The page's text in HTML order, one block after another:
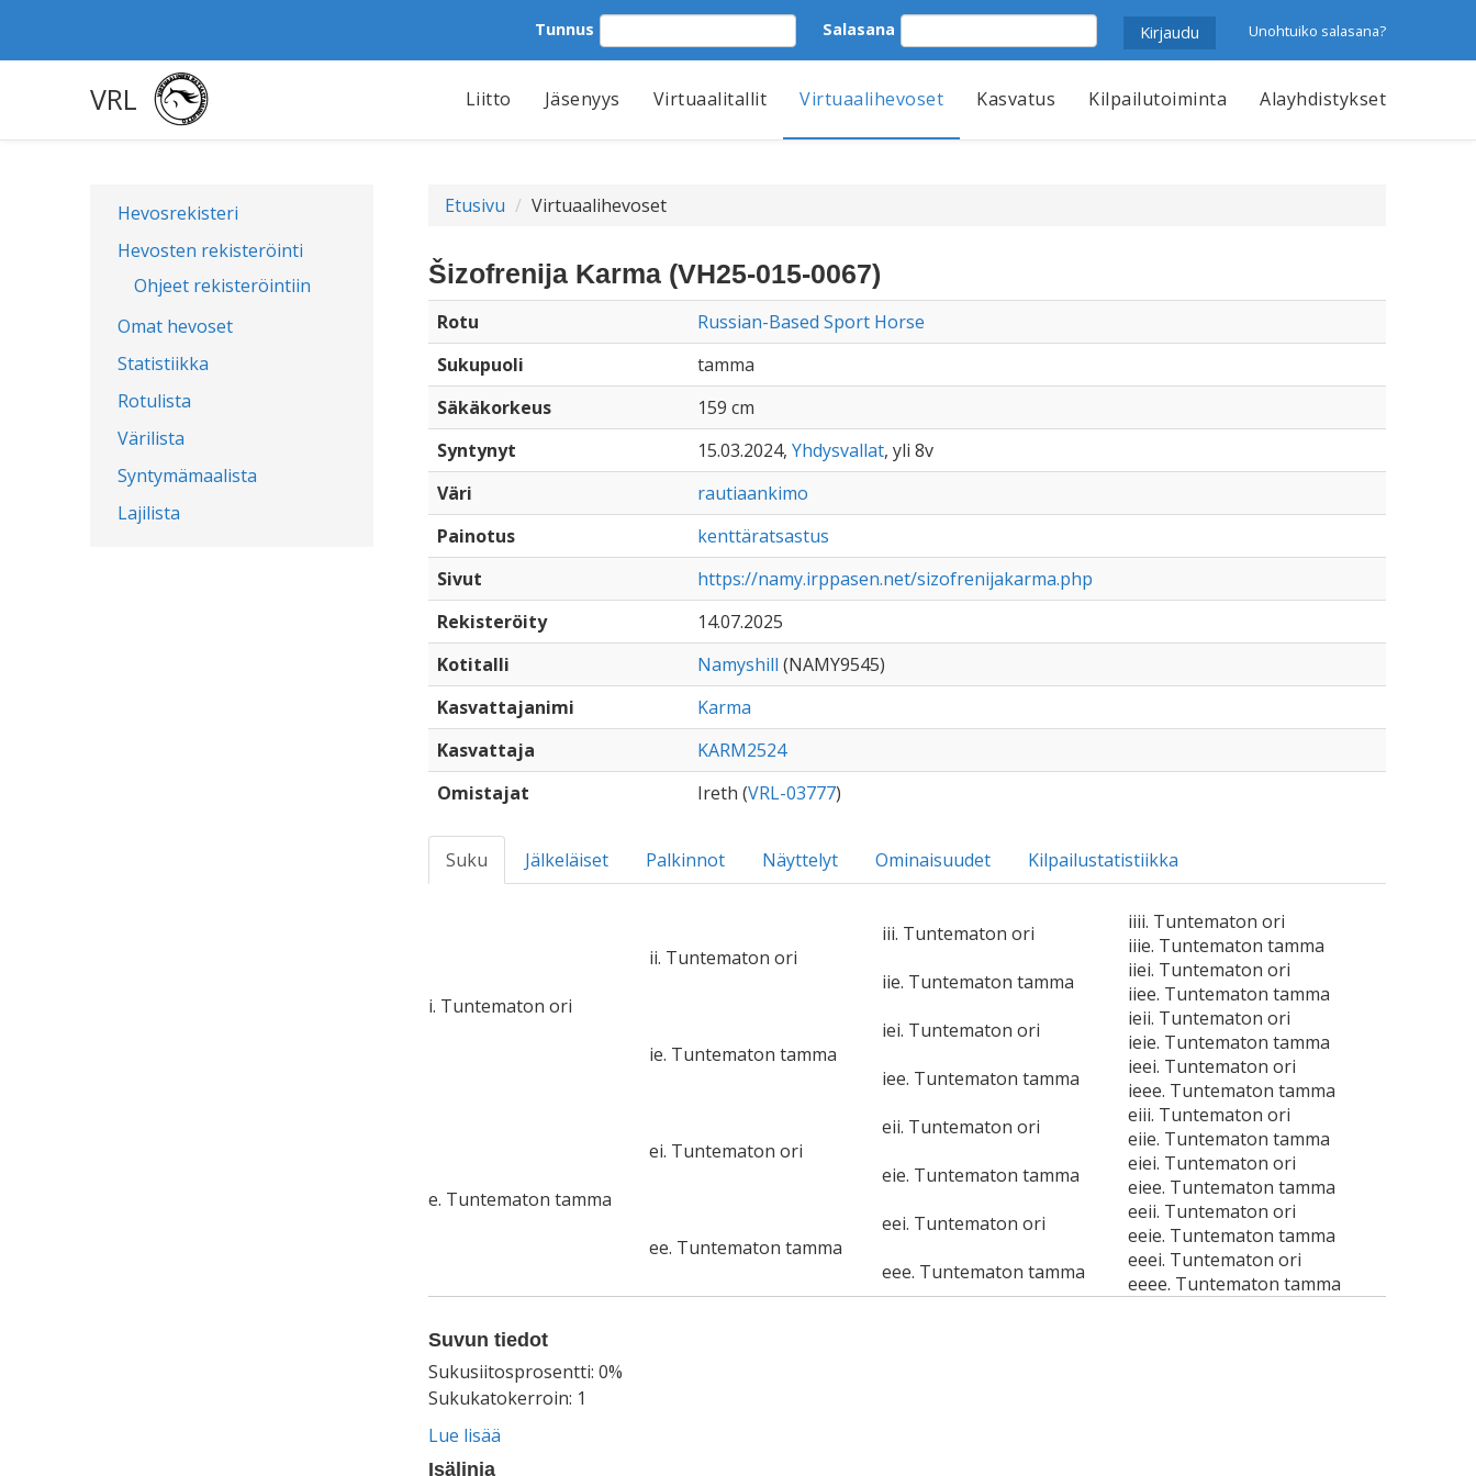
Tunnus Salasana Unohtuiko salasana?
VRL Liitto Jäsenyys Virtuaalitallit Virtuaalihevoset Kasvatus Kilpailutoiminta Alayhdistykset
Hevosrekisteri
Hevosten rekisteröinti
Ohjeet rekisteröintiin
Omat hevoset
Statistiikka
Rotulista
Värilista
Syntymämaalista
Lajilista
Etusivu Virtuaalihevoset
Šizofrenija Karma (VH25-015-0067)
Rotu
Russian-Based Sport Horse
Sukupuoli
tamma
Säkäkorkeus
159 cm
Syntynyt
15.03.2024, Yhdysvallat, yli 8v
Väri
rautiaankimo
Painotus
kenttäratsastus
Sivut
https://namy.irppasen.net/sizofrenijakarma.php
Rekisteröity
14.07.2025
Kotitalli
Namyshill (NAMY9545)
Kasvattajanimi
Karma
Kasvattaja
KARM2524
Omistajat
Ireth (VRL-03777)
Suku Jälkeläiset Palkinnot Näyttelyt Ominaisuudet Kilpailustatistiikka
i. Tuntematon ori
ii. Tuntematon ori
iii. Tuntematon ori
iiii. Tuntematon ori
iiie. Tuntematon tamma
iie. Tuntematon tamma
iiei. Tuntematon ori
iiee. Tuntematon tamma
ie. Tuntematon tamma
iei. Tuntematon ori
ieii. Tuntematon ori
ieie. Tuntematon tamma
iee. Tuntematon tamma
ieei. Tuntematon ori
ieee. Tuntematon tamma
e. Tuntematon tamma
ei. Tuntematon ori
eii. Tuntematon ori
eiii. Tuntematon ori
eiie. Tuntematon tamma
eie. Tuntematon tamma
eiei. Tuntematon ori
eiee. Tuntematon tamma
ee. Tuntematon tamma
eei. Tuntematon ori
eeii. Tuntematon ori
eeie. Tuntematon tamma
eee. Tuntematon tamma
eeei. Tuntematon ori
eeee. Tuntematon tamma
Suvun tiedot
Sukusiitosprosentti: 0%
Sukukatokerroin: 1
Lue lisää
Isälinja